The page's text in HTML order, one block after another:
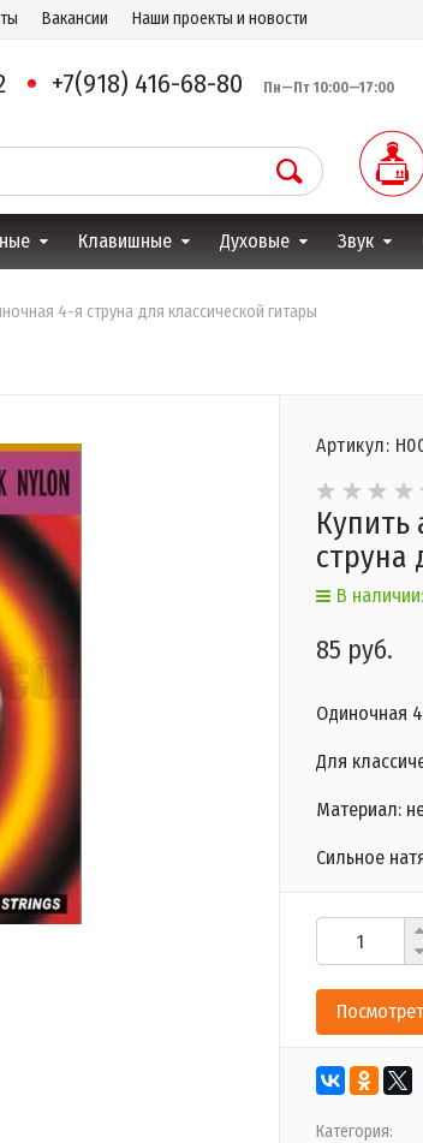
Вакансии Наши проекты и новости
+7(918) 416-68-80 Пн—Пт 10:00—17:00
Клавишные Духовые Звук
4-я струна для классической гитары
Артикул:
Купить
струна
В
85 руб.
Одиночная
Для
Материал:
Сильное
Категория: